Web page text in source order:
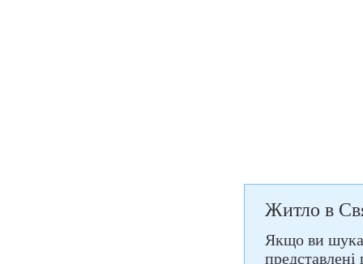
Житло в
Якщо ви